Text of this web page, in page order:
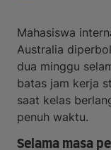
Mahasiswa
Australia
dua minggu
batas jam kerja
saat kelas
penuh waktu.
Selama masa